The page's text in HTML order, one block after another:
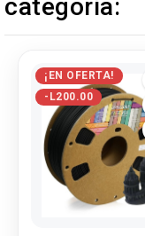
categoría:
¡EN OFERTA!
-L200.00